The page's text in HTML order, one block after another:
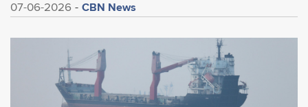
07-06-2026 CBN News